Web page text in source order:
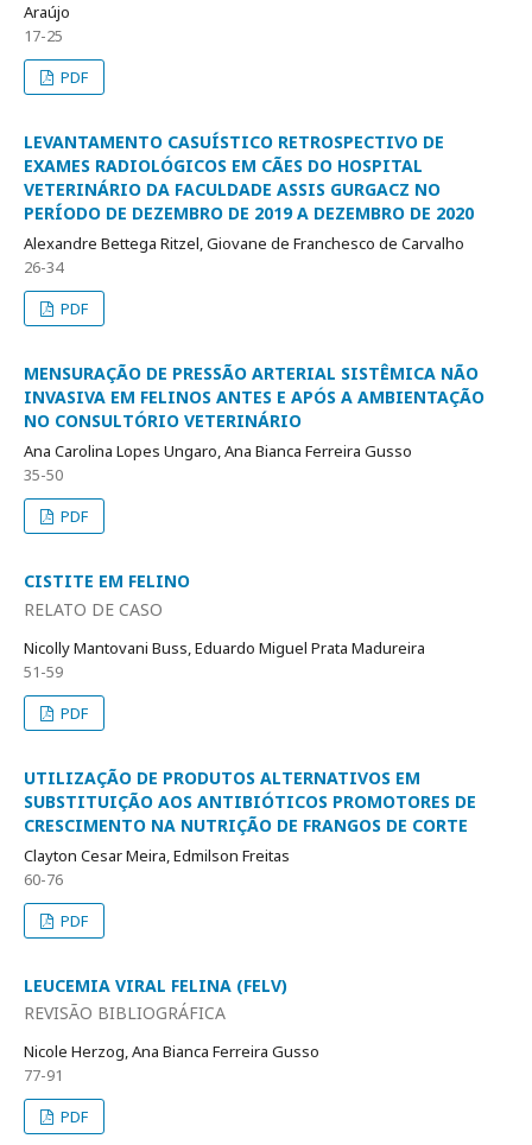
Araújo
17-25
PDF
LEVANTAMENTO CASUÍSTICO RETROSPECTIVO DE
EXAMES RADIOLÓGICOS EM CÃES DO HOSPITAL
VETERINÁRIO DA FACULDADE ASSIS GURGACZ NO
PERÍODO DE DEZEMBRO DE 2019 A DEZEMBRO DE 2020
Alexandre Bettega Ritzel, Giovane de Franchesco de Carvalho
26-34
PDF
MENSURAÇÃO DE PRESSÃO ARTERIAL SISTÊMICA NÃO
INVASIVA EM FELINOS ANTES E APÓS A AMBIENTAÇÃO
NO CONSULTÓRIO VETERINÁRIO
Ana Carolina Lopes Ungaro, Ana Bianca Ferreira Gusso
35-50
PDF
CISTITE EM FELINO
RELATO DE CASO
Nicolly Mantovani Buss, Eduardo Miguel Prata Madureira
51-59
PDF
UTILIZAÇÃO DE PRODUTOS ALTERNATIVOS EM
SUBSTITUIÇÃO AOS ANTIBIÓTICOS PROMOTORES DE
CRESCIMENTO NA NUTRIÇÃO DE FRANGOS DE CORTE
Clayton Cesar Meira, Edmilson Freitas
60-76
PDF
LEUCEMIA VIRAL FELINA (FELV)
REVISÃO BIBLIOGRÁFICA
Nicole Herzog, Ana Bianca Ferreira Gusso
77-91
PDF